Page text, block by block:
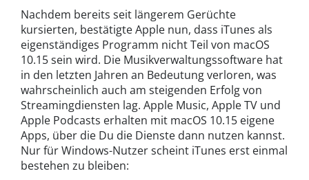
Nachdem bereits seit längerem Gerüchte
kursierten, bestätigte Apple nun, dass iTunes als
eigenständiges Programm nicht Teil von macOS
10.15 sein wird. Die Musikverwaltungssoftware hat
in den letzten Jahren an Bedeutung verloren, was
wahrscheinlich auch am steigenden Erfolg von
Streamingdiensten lag. Apple Music, Apple TV und
Apple Podcasts erhalten mit macOS 10.15 eigene
Apps, über die Du die Dienste dann nutzen kannst.
Nur für Windows-Nutzer scheint iTunes erst einmal
bestehen zu bleiben: